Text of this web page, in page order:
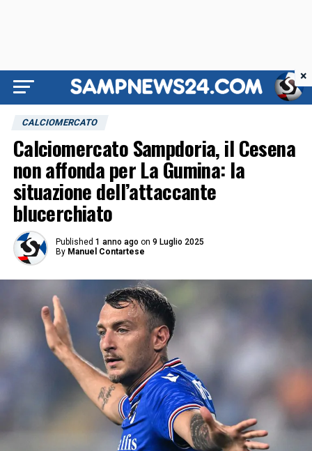
CALCIOMERCATO
Calciomercato Sampdoria, il Cesena
non affonda per La Gumina: la
situazione dell’attaccante
blucerchiato
Published 1 anno ago on 9 Luglio 2025
By Manuel Contartese
×